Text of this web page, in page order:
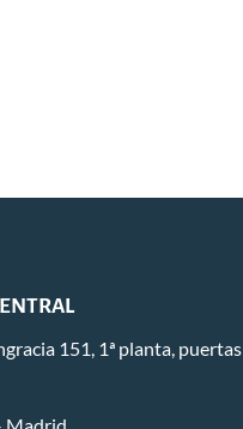
151, 1ª planta, puertas